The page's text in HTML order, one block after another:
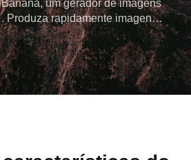
um gerador de imagens
Produza rapidamente imagens
sociais, blogs ou projetos
dê vida às suas ideias
com Dreamina!